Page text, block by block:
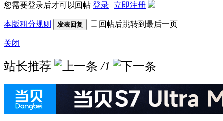
您需要登录后才可以回帖 登录 | 立即注册
本版积分规则 发表回复 回帖后跳转到最后一页
关闭
站长推荐 /1